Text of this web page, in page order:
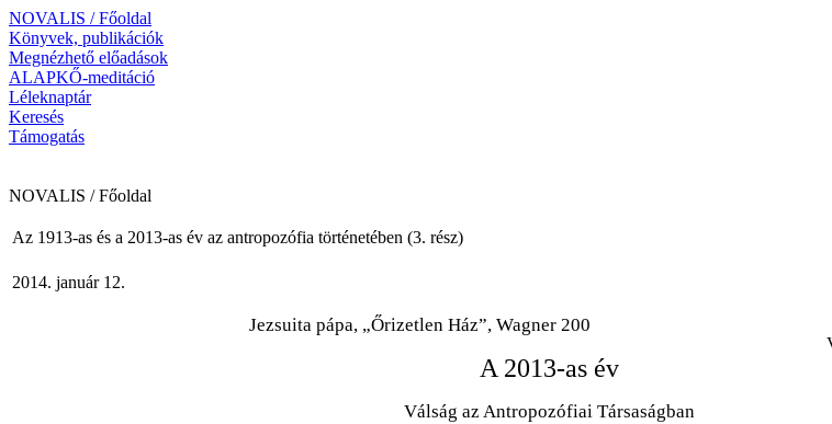
NOVALIS / Főoldal
Könyvek, publikációk
Megnézhető előadások
ALAPKŐ-meditáció
Léleknaptár
Keresés
Támogatás
NOVALIS / Főoldal
Az 1913-as és a 2013-as év az antropozófia történetében (3. rész)
2014. január 12.
Jezsuita pápa, „Őrizetlen Ház”, Wagner 200
A 2013-as év
Válság az Antropozófiai Társaságban